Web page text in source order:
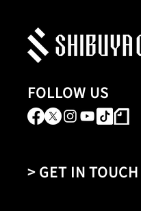
FOLLOW US
> GET IN TOUCH